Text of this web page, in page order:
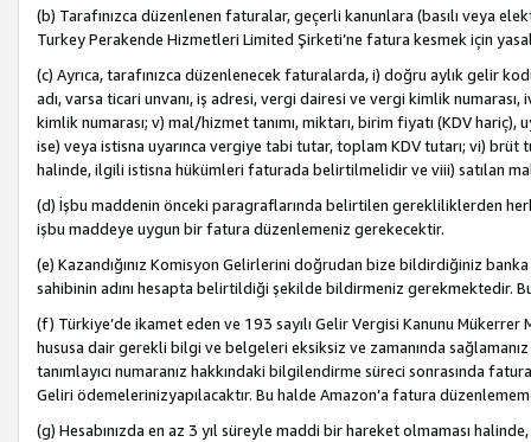
(b) Tarafınızca düzenlenen faturalar, geçerli kanunlara (basılı veya
Turkey Perakende Hizmetleri Limited Şirketi’ne fatura kesmek için
(c) Ayrıca, tarafınızca düzenlenecek faturalarda, i) doğru aylık gelir
adı, varsa ticari unvanı, iş adresi, vergi dairesi ve vergi kimlik
kimlik numarası; v) mal/hizmet tanımı, miktarı, birim fiyatı (KDV
ise) veya istisna uyarınca vergiye tabi tutar, toplam KDV tutarı; vi) brüt
halinde, ilgili istisna hükümleri faturada belirtilmelidir ve viii) satılan
(d) İşbu maddenin önceki paragraflarında belirtilen gerekliliklerden
işbu maddeye uygun bir fatura düzenlemeniz gerekecektir.
(e) Kazandığınız Komisyon Gelirlerini doğrudan bize bildirdiğiniz banka
sahibinin adını hesapta belirtildiği şekilde bildirmeniz gerekmektedir.
(f) Türkiye’de ikamet eden ve 193 sayılı Gelir Vergisi Kanunu
hususa dair gerekli bilgi ve belgeleri eksiksiz ve zamanında
tanımlayıcı numaranız hakkındaki bilgilendirme süreci sonrasında
Geliri ödemelerinizyapılacaktır. Bu halde Amazon’a fatura
(g) Hesabınızda en az 3 yıl süreyle maddi bir hareket olmaması